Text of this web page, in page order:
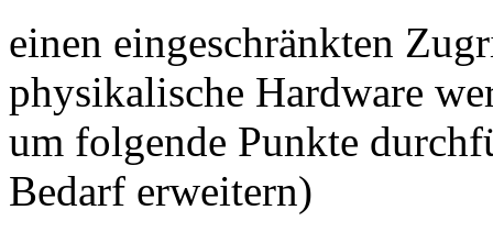
einen eingeschränkten
physikalische Hardware
um folgende Punkte
Bedarf erweitern)